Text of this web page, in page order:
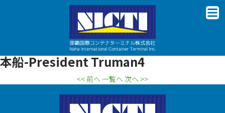
本船-President Truman4
<< 前へ 一覧へ 次へ >>